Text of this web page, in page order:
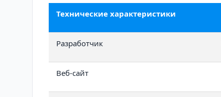
Технические характеристики
Разработчик
Веб-сайт